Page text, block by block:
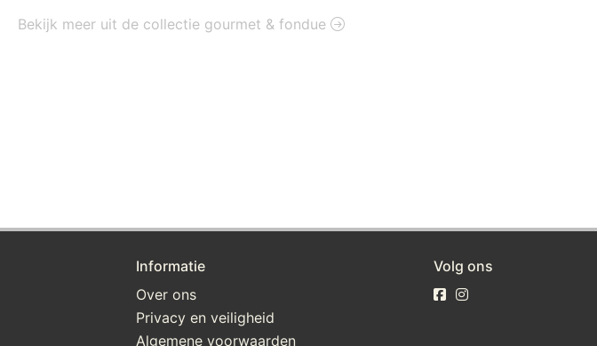
Bekijk meer uit de collectie gourmet & fondue
Informatie
Over ons
Privacy en veiligheid
Algemene voorwaarden
Volg ons